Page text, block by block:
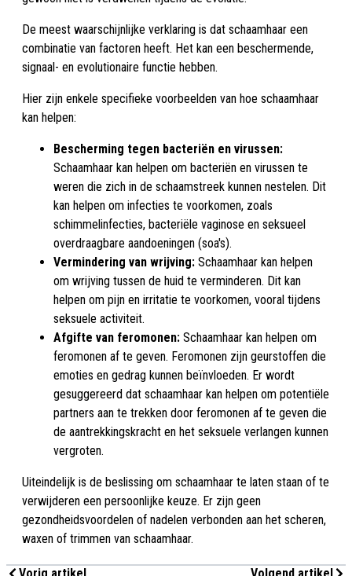
De meest waarschijnlijke verklaring is dat schaamhaar een
combinatie van factoren heeft. Het kan een beschermende,
signaal- en evolutionaire functie hebben.
Hier zijn enkele specifieke voorbeelden van hoe schaamhaar
kan helpen:
Bescherming tegen bacteriën en virussen:
Schaamhaar kan helpen om bacteriën en virussen te
weren die zich in de schaamstreek kunnen nestelen. Dit
kan helpen om infecties te voorkomen, zoals
schimmelinfecties, bacteriële vaginose en seksueel
overdraagbare aandoeningen (soa's).
Vermindering van wrijving: Schaamhaar kan helpen
om wrijving tussen de huid te verminderen. Dit kan
helpen om pijn en irritatie te voorkomen, vooral tijdens
seksuele activiteit.
Afgifte van feromonen: Schaamhaar kan helpen om
feromonen af te geven. Feromonen zijn geurstoffen die
emoties en gedrag kunnen beïnvloeden. Er wordt
gesuggereerd dat schaamhaar kan helpen om potentiële
partners aan te trekken door feromonen af te geven die
de aantrekkingskracht en het seksuele verlangen kunnen
vergroten.
Uiteindelijk is de beslissing om schaamhaar te laten staan of te
verwijderen een persoonlijke keuze. Er zijn geen
gezondheidsvoordelen of nadelen verbonden aan het scheren,
waxen of trimmen van schaamhaar.